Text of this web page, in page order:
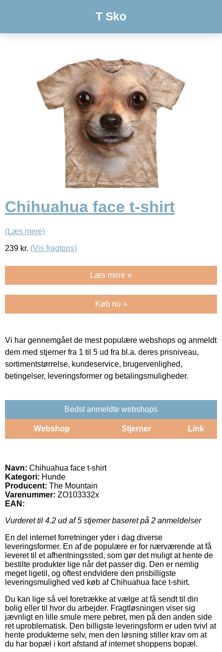
T Sko
Chihuahua face t-shirt
(Læs mere)
239 kr. (Vis fragtpris)
Læs mere »
Køb nu »
Vi har gennemgået de mest populære webshops og anmeldt
dem med stjerner fra 1 til 5 ud fra bl.a. deres prisniveau,
sortimentstørrelse, kundeservice, brugervenlighed,
betingelser, leveringsformer og betalingsmuligheder.
Bedst anmeldte webshops
Webshop Stjerner Link
Navn: Chihuahua face t-shirt
Kategori: Hunde
Producent: The Mountain
Varenummer: ZO103332x
EAN:
Vurderet til 4.2 ud af 5 stjerner baseret på 2 anmeldelser
En del internet forretninger yder i dag diverse
leveringsformer. En af de populære er for nærværende at få
leveret til et afhentningssted, som gør det muligt at hente de
bestilte produkter lige når det passer dig. Den er nemlig
meget ligetil, og oftest endvidere den prisbilligste
leveringsmulighed ved køb af Chihuahua face t-shirt.
Du kan lige så vel foretrække at vælge at få sendt til din
bolig eller til hvor du arbejder. Fragtløsningen viser sig
jævnligt en lille smule mere pebret, men på den anden side
ret uproblematisk. Den billigste leveringsform er uden tvivl at
hente produkterne selv, men den løsning stiller krav om at
du har bopæl i kort afstand af internet shoppens bopæl.